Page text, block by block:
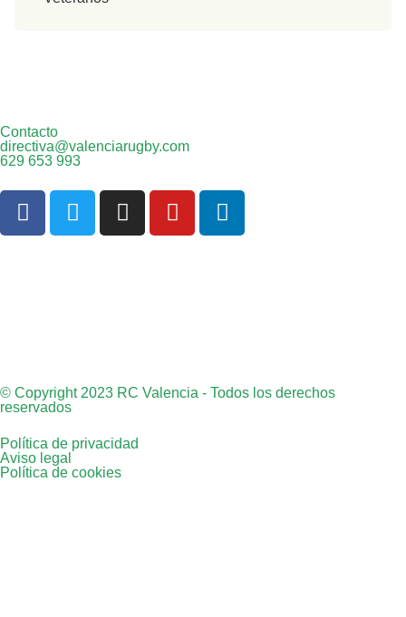
Contacto
directiva@valenciarugby.com
629 653 993
© Copyright 2023 RC Valencia - Todos los derechos
reservados
Política de privacidad
Aviso legal
Política de cookies